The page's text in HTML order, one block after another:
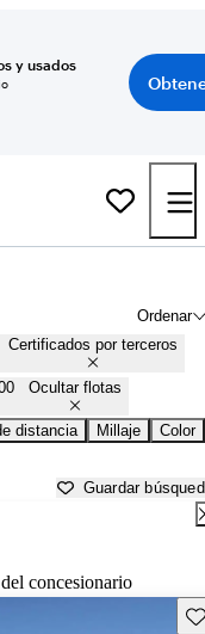
y usados
Ordenar
Certificados por terceros
Ocultar flotas
distancia Millaje
Color
Guardar
concesionario